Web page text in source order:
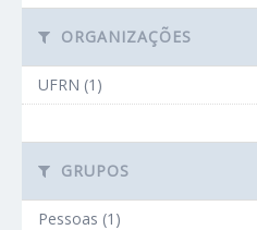
ORGANIZAÇÕES
UFRN (1)
GRUPOS
Pessoas (1)